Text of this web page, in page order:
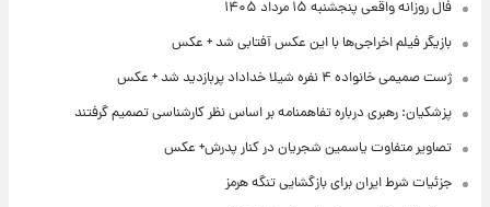
فال روزانه واقعی پنجشنبه ۱۵ مرداد ۱۴۰۵
بازیگر فیلم اخراجی‌ها با این عکس آفتابی شد + عکس
ژست صمیمی خانواده ۴ نفره شیلا خداداد پربازدید شد + عکس
پزشکیان: رهبری درباره تفاهمنامه بر اساس نظر کارشناسی تصمیم گرفتند
تصاویر متفاوت یاسمین شجریان در کنار پدرش+ عکس
جزئیات شرط ایران برای بازگشایی تنگه هرمز